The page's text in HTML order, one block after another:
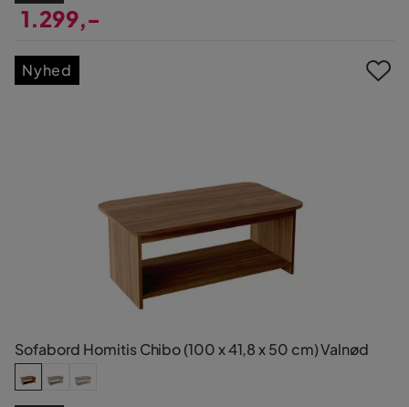
1.299,-
Sofabord Homitis Chibo (100 x 41,8 x 50 cm) Valnød
Nyhed